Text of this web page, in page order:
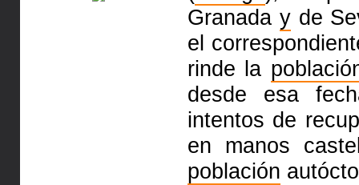
Granada yde
el
rinde la
desde esa
intentos de
en manos
población